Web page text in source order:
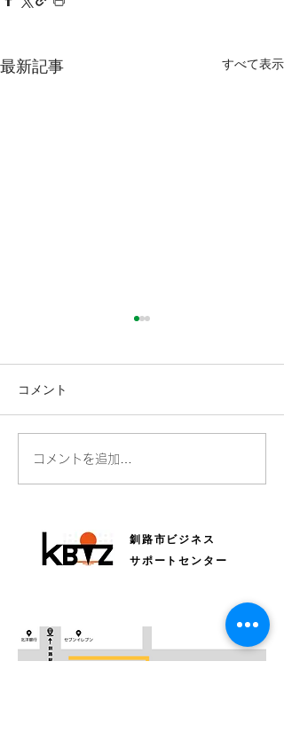
最新記事 すべて表示
全国Bizネットワークにつ
いて毎日新聞に掲載され
コメント
コメントを追加…
釧路市ビジネス
サポートセンター